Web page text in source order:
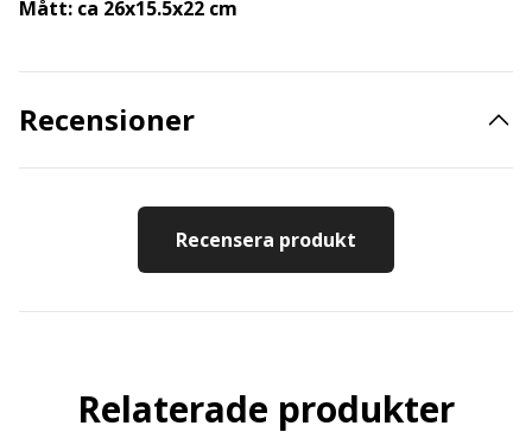
Mått: ca 26x15.5x22 cm
Recensioner
Recensera produkt
Relaterade produkter